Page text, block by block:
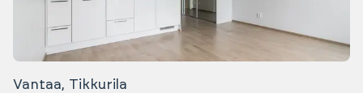
Vantaa, Tikkurila